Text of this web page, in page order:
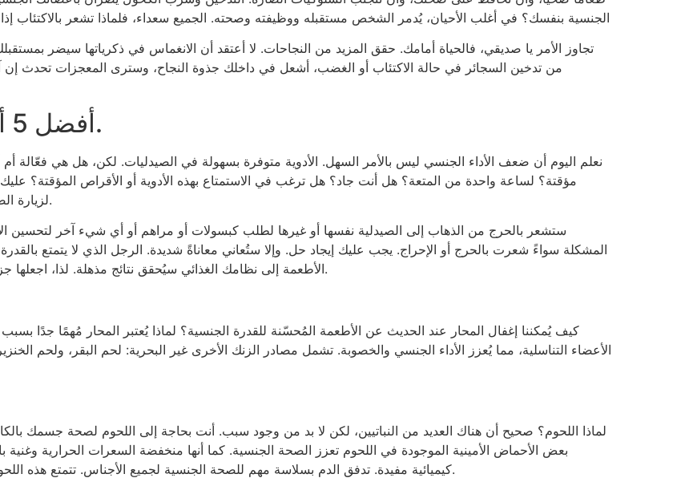
الجنسية بنفسك؟ في أغلب الأحيان، يُدمر الشخص مستقبله ووظيفته وصحته. الجميع سعداء، فلماذا تشعر بالاكتئاب
تجاوز الأمر يا صديقي، فالحياة أمامك. حقق المزيد من النجاحات. لا أعتقد أن الانغماس في ذكرياتها سيضر
من تدخين السجائر في حالة الاكتئاب أو الغضب، أشعل في داخلك جذوة النجاح، وسترى المعجزات
أفضل 5 أطعمة لتحسين الأداء الجنسي.
نعلم اليوم أن ضعف الأداء الجنسي ليس بالأمر السهل. الأدوية متوفرة بسهولة في الصيدليات. لكن، هل هي فعّالة أم
مؤقتة؟ لساعة واحدة من المتعة؟ هل أنت جاد؟ هل ترغب في الاستمتاع بهذه الأدوية أو الأقراص المؤقتة؟
لزيارة الصيدلية في كل مرة تُمارس فيها العلاقة الحميمة مع حبيبتك.
ستشعر بالحرج من الذهاب إلى الصيدلية نفسها أو غيرها لطلب كبسولات أو مراهم أو أي شيء آخر لتحسين
المشكلة سواءً شعرت بالحرج أو الإحراج. يجب عليك إيجاد حل. وإلا ستُعاني معاناةً شديدة. الرجل الذي لا يتمتع
الأطعمة إلى نظامك الغذائي سيُحقق نتائج مذهلة. لذا، اجعلها جزءًا من نظامك الغذائي اليومي. أكثر من تناول هذه الأطعمة.
كيف يُمكننا إغفال المحار عند الحديث عن الأطعمة المُحسّنة للقدرة الجنسية؟ لماذا يُعتبر المحار مُهمًا جدًا
الأعضاء التناسلية، مما يُعزز الأداء الجنسي والخصوبة. تشمل مصادر الزنك الأخرى غير البحرية: لحم البقر، ولحم
لماذا اللحوم؟ صحيح أن هناك العديد من النباتيين، لكن لا بد من وجود سبب. أنت بحاجة إلى اللحوم لصحة جسمك
بعض الأحماض الأمينية الموجودة في اللحوم تعزز الصحة الجنسية. كما أنها منخفضة السعرات الحرارية وغنية
كيميائية مفيدة. تدفق الدم بسلاسة مهم للصحة الجنسية لجميع الأجناس. تتمتع هذه اللحوم أيضًا بالعديد من الفوائد الصحية التي تعزز القوة والعافية.